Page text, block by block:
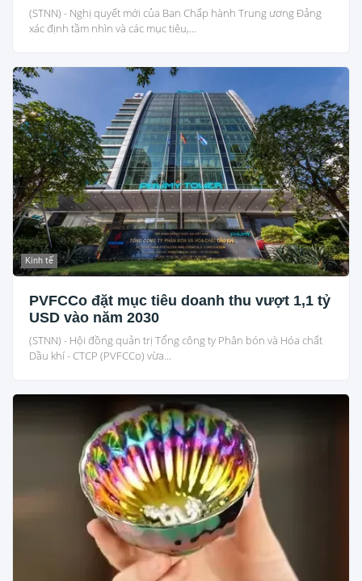
(STNN) - Nghị quyết mới của Ban Chấp hành Trung ương Đảng
xác định tầm nhìn và các mục tiêu,...
Kinh tế
PVFCCo đặt mục tiêu doanh thu vượt 1,1 tỷ
USD vào năm 2030
(STNN) - Hội đồng quản trị Tổng công ty Phân bón và Hóa chất
Dầu khí - CTCP (PVFCCo) vừa...